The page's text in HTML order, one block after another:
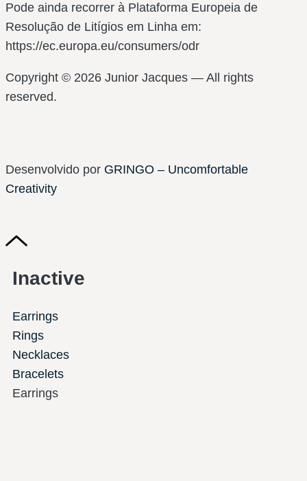
Pode ainda recorrer à Plataforma Europeia de
Resolução de Litígios em Linha em:
https://ec.europa.eu/consumers/odr
Copyright © 2026 Junior Jacques — All rights
reserved.
Desenvolvido por GRINGO – Uncomfortable
Creativity
Inactive
Earrings
Rings
Necklaces
Bracelets
Earrings